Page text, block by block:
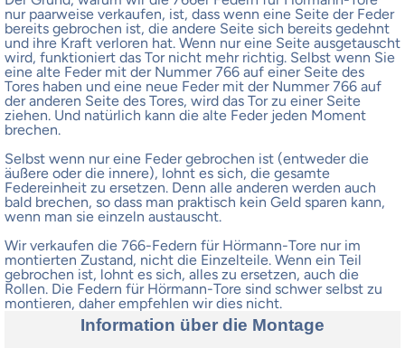
nur paarweise verkaufen, ist, dass wenn eine Seite der Feder
bereits gebrochen ist, die andere Seite sich bereits gedehnt
und ihre Kraft verloren hat. Wenn nur eine Seite ausgetauscht
wird, funktioniert das Tor nicht mehr richtig. Selbst wenn Sie
eine alte Feder mit der Nummer 766 auf einer Seite des
Tores haben und eine neue Feder mit der Nummer 766 auf
der anderen Seite des Tores, wird das Tor zu einer Seite
ziehen. Und natürlich kann die alte Feder jeden Moment
brechen.
Selbst wenn nur eine Feder gebrochen ist (entweder die
äußere oder die innere), lohnt es sich, die gesamte
Federeinheit zu ersetzen. Denn alle anderen werden auch
bald brechen, so dass man praktisch kein Geld sparen kann,
wenn man sie einzeln austauscht.
Wir verkaufen die 766-Federn für Hörmann-Tore nur im
montierten Zustand, nicht die Einzelteile. Wenn ein Teil
gebrochen ist, lohnt es sich, alles zu ersetzen, auch die
Rollen. Die Federn für Hörmann-Tore sind schwer selbst zu
montieren, daher empfehlen wir dies nicht.
Information über die Montage